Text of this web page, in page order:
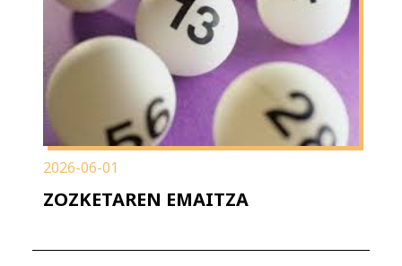
2026-06-01
ZOZKETAREN EMAITZA